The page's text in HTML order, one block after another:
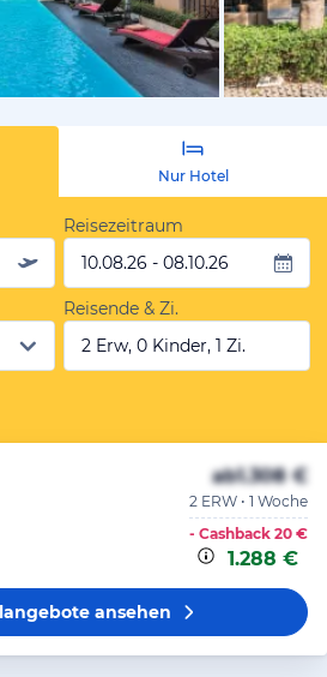
vom
Nur Hotel
Reisezeitraum
10.08.26 - 08.10.26
Reisende & Zi.
2 Erw, 0 Kinder, 1 Zi.
ab1.308 €
2 ERW • 1 Woche
- Cashback 20 €
1.288 €
ansehen